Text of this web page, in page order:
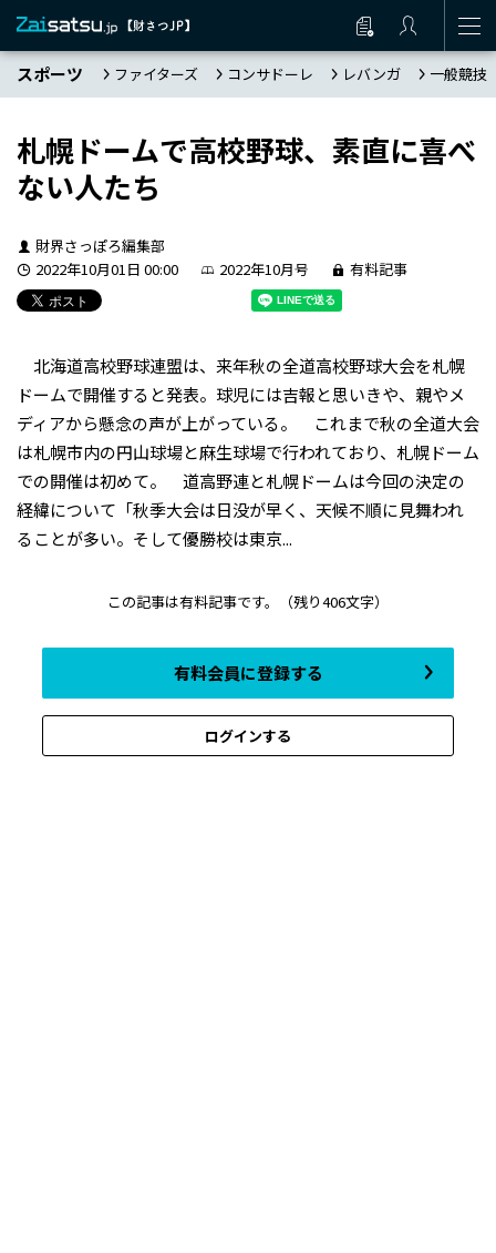
スポーツ ファイターズ コンサドーレ レバンガ 一般競技
札幌ドームで高校野球、素直に喜べ
ない人たち
財界さっぽろ編集部
2022年10月01日 00:00
2022年10月号 有料記事
北海道高校野球連盟は、来年秋の全道高校野球大会を札幌
ドームで開催すると発表。球児には吉報と思いきや、親やメ
ディアから懸念の声が上がっている。 これまで秋の全道大会
は札幌市内の円山球場と麻生球場で行われており、札幌ドーム
での開催は初めて。 道高野連と札幌ドームは今回の決定の
経緯について「秋季大会は日没が早く、天候不順に見舞われ
ることが多い。そして優勝校は東京...
この記事は有料記事です。 （残り406文字）
有料会員に登録する
ログインする